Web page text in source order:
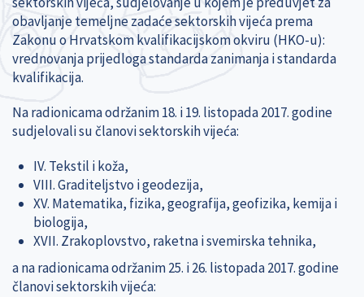
obavljanje temeljne zadaće sektorskih vijeća prema
Zakonu o Hrvatskom kvalifikacijskom okviru (HKO-u):
vrednovanja prijedloga standarda zanimanja i standarda
kvalifikacija.
Na radionicama održanim 18. i 19. listopada 2017. godine
sudjelovali su članovi sektorskih vijeća:
IV. Tekstil i koža,
VIII. Graditeljstvo i geodezija,
XV. Matematika, fizika, geografija, geofizika, kemija i
biologija,
XVII. Zrakoplovstvo, raketna i svemirska tehnika,
a na radionicama održanim 25. i 26. listopada 2017. godine
članovi sektorskih vijeća: